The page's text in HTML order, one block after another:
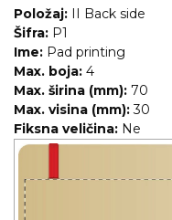
Položaj:
II Back side
Šifra: P1
Ime: Pad printing
Max. boja: 4
Max. širina (mm): 70
Max. visina (mm): 30
Fiksna veličina: Ne